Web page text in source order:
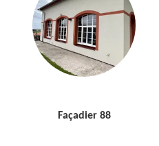
Façadier 88